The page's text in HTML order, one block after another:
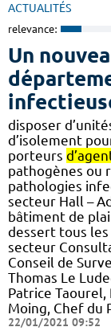
ACTUALITÉS
relevance:
Un
disposer
d’isolement
porteurs
pathogènes ou
pathologies
secteur Hall –
bâtiment de
dessert tous
secteur
Conseil de
Thomas Le
Patrice Taourel,
Moing, Chef du
22/01/2021 09:52